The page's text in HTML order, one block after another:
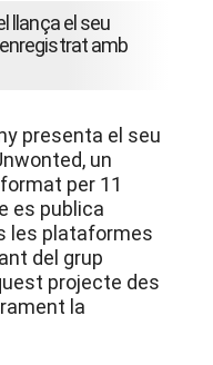
llança el seu
amb
presenta el seu
un
per 11
es publica
les plataformes
del grup
projecte des
la